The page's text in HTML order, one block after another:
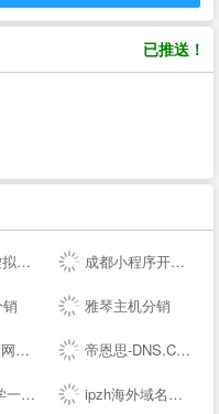
已推送！
龙云电脑-挂机宝官网 成都小程序开发_网站建设_小程序制作_自助建站_软件开发 - ⎛赤七互联⎞
雅琴主机分销
务商 帝恩思-DNS.COM：DNS综合服务提供商-免费DNS解析-云解析-高防CDN-DNS劫持-SSL证书-网站劫持检测-宕机监控-云服务器ECS
程师 ipzh海外域名平台